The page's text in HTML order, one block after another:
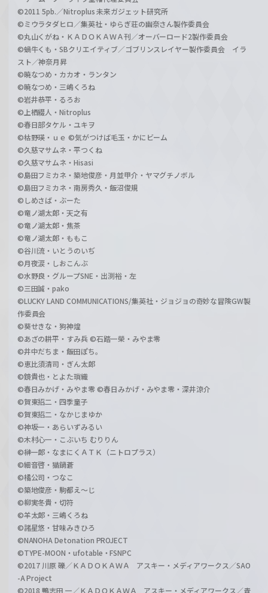
©2011 5pb.／Nitroplus 未来ガジェット研究所
©ミウラタダヒロ／集英社・ゆらぎ荘の幽奈さん製作委員会
©丸山くがね・ＫＡＤＯＫＡＷＡ刊／オーバーロード2製作委員会
©蝸牛くも・SBクリエイティブ／ゴブリンスレイヤー製作委員会 イラ
スト／神奈月昇
©暁なつめ・カカオ・ランタン
©暁なつめ・三嶋くろね
©岩井恭平・るろお
©上栖綴人・Nitroplus
©春日部タケル・ユキヲ
©枯野瑛・ｕｅ ©気がつけば毛玉・かにビーム
©久慈マサムネ・平つくね
©久慈マサムネ・Hisasi
©島田フミカネ・築地俊彦・月並甲介・ヤマグチノボル
©島田フミカネ・南房秀久・飯沼俊規
©しめさば・ぶーた
©竜ノ湖太郎・天之有
©竜ノ湖太郎・焦茶
©竜ノ湖太郎・ももこ
©谷川流・いとうのいぢ
©月夜涙・しおこんぶ
©水野良・グループSNE・出渕裕・左
©三田誠・pako
©LUCKY LAND COMMUNICATIONS/集英社・ジョジョの奇妙な冒険GW製
作委員会
©葵せきな・狗神煌
©あざの耕平・すみ兵 ©石踏一榮・みやま零
©井中だちま・飯田ぽち。
©恵比須清司・ぎん太郎
©鏡貴也・とよた瑣織
©春日みかげ・みやま零 ©春日みかげ・みやま零・深井涼介
©賀東招二・四季童子
©賀東招二・なかじまゆか
©神坂一・あらいずみるい
©木村心一・こぶいち むりりん
©榊一郎・なまにくＡＴＫ（ニトロプラス）
©細音啓・猫鍋蒼
©橘公司・つなこ
©築地俊彦・駒都え～じ
©柳実冬貴・切符
©羊太郎・三嶋くろね
©諸星悠・甘味みきひろ
©NANOHA Detonation PROJECT
©TYPE-MOON・ufotable・FSNPC
©2017 川原 礫／ＫＡＤＯＫＡＷＡ アスキー・メディアワークス／SAO
-A Project
©2018 鴨志田 一／ＫＡＤＯＫＡＷＡ アスキー・メディアワークス／青